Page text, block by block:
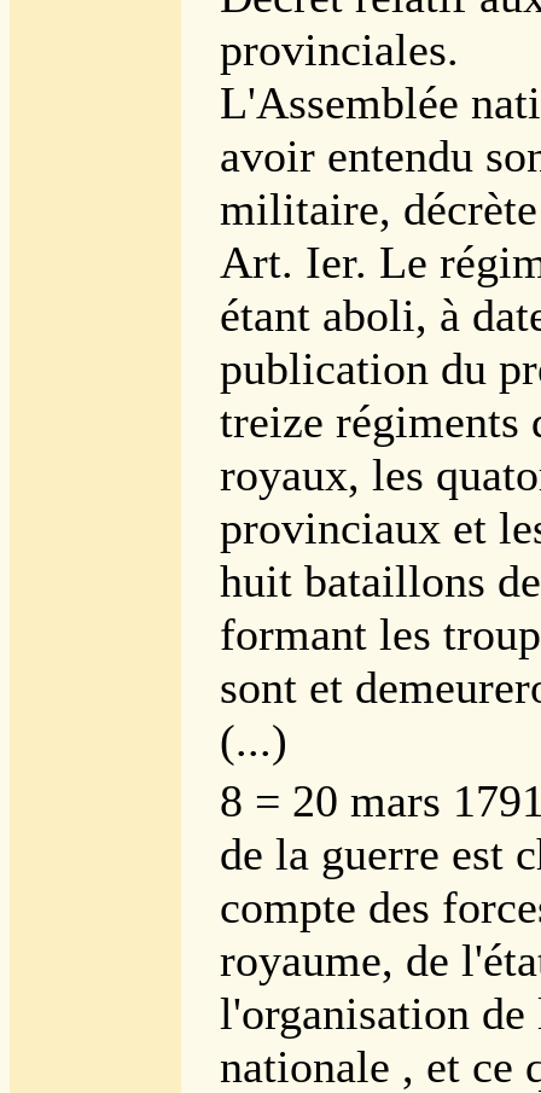
provinciales.
L'Assemblée
avoir entendu
militaire,
Art. Ier. Le
étant aboli, à
publication du
treize régiments
royaux, les
provinciaux et
huit bataillons
formant les
sont et
(...)
8 = 20 mars
de la guerre est
compte des
royaume, de
l'organisation de
nationale , et ce